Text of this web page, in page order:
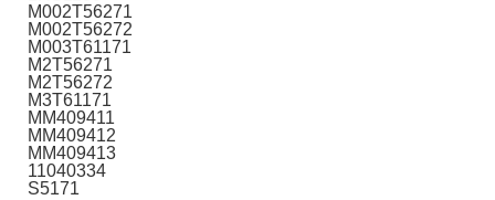
M002T56271
M002T56272
M003T61171
M2T56271
M2T56272
M3T61171
MM409411
MM409412
MM409413
11040334
S5171